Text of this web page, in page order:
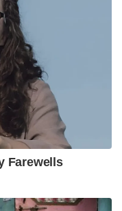
Farewells